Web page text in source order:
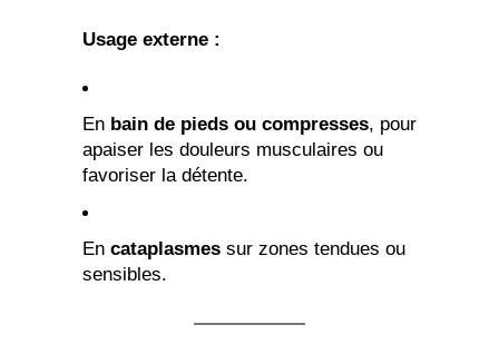
Usage externe :
En bain de pieds ou compresses, pour
apaiser les douleurs musculaires ou
favoriser la détente.
En cataplasmes sur zones tendues ou
sensibles.